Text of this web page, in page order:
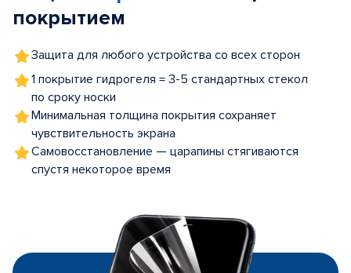
покрытием
Защита для любого устройства со всех сторон
1 покрытие гидрогеля = 3-5 стандартных стекол
по сроку носки
Минимальная толщина покрытия сохраняет
чувствительность экрана
Самовосстановление — царапины стягиваются
спустя некоторое время